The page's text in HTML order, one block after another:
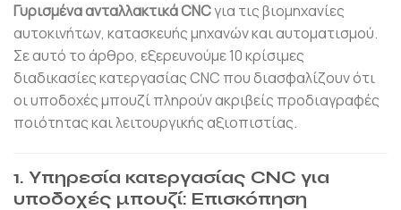
Γυρισμένα ανταλλακτικά CNCγια τις βιομηχανίες
αυτοκινήτων, κατασκευής μηχανών και αυτοματισμού.
Σε αυτό το άρθρο, εξερευνούμε 10 κρίσιμες
διαδικασίες κατεργασίας CNC που διασφαλίζουν ότι
οι υποδοχές μπουζί πληρούν ακριβείς προδιαγραφές
ποιότητας και λειτουργικής αξιοπιστίας.
1. Υπηρεσία κατεργασίας CNC για
υποδοχές μπουζί: Επισκόπηση